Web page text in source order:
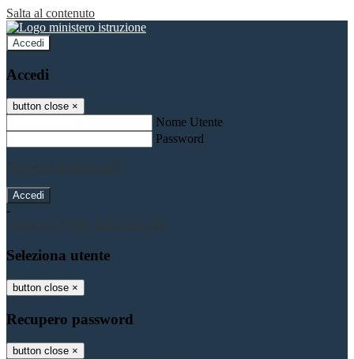
Salta al contenuto
Accedi
Accedi
button close ×
Nome Utente
Password
Password dimenticata?
-
Entra con SPID
Entra con CIE
Seleziona utente
button close ×
Recupero password
button close ×